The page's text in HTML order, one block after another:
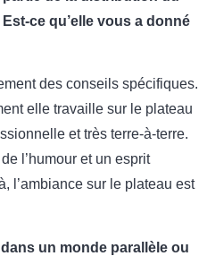
ce qu’elle vous a donné
des conseils spécifiques.
elle travaille sur le plateau
et très terre-à-terre.
l’humour et un esprit
l’ambiance sur le plateau est
un monde parallèle ou